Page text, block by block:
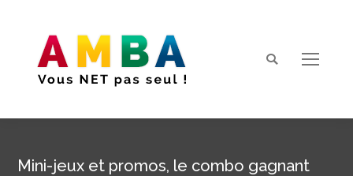
Search:
Mini-jeux et promos, le combo gagnant